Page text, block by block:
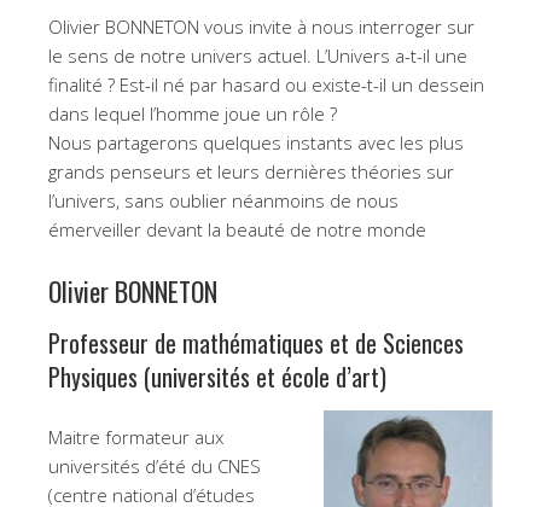
Olivier BONNETON vous invite à nous interroger sur
le sens de notre univers actuel. L’Univers a-t-il une
finalité ? Est-il né par hasard ou existe-t-il un dessein
dans lequel l’homme joue un rôle ?
Nous partagerons quelques instants avec les plus
grands penseurs et leurs dernières théories sur
l’univers, sans oublier néanmoins de nous
émerveiller devant la beauté de notre monde
Olivier BONNETON
Professeur de mathématiques et de Sciences
Physiques (universités et école d’art)
Maitre formateur aux
universités d’été du CNES
(centre national d’études